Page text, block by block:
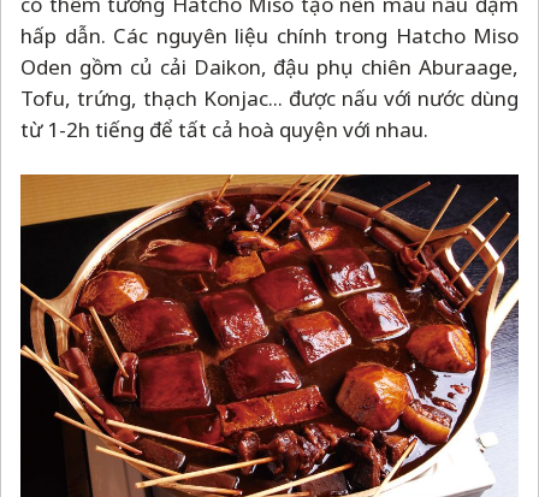
hấp dẫn. Các nguyên liệu chính trong Hatcho Miso
Oden gồm củ cải Daikon, đậu phụ chiên Aburaage,
Tofu, trứng, thạch Konjac... được nấu với nước dùng
từ 1-2h tiếng để tất cả hoà quyện với nhau.